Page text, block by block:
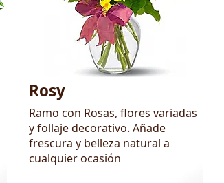
Rosy
Ramo con Rosas, flores variadas
y follaje decorativo. Añade
frescura y belleza natural a
cualquier ocasión